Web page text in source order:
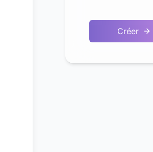
Créer